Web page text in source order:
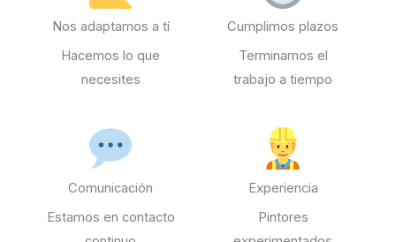
Nos adaptamos a tí
Hacemos lo que
necesites
Cumplimos plazos
Terminamos el
trabajo a tiempo
Comunicación
Estamos en contacto
Experiencia
Pintores